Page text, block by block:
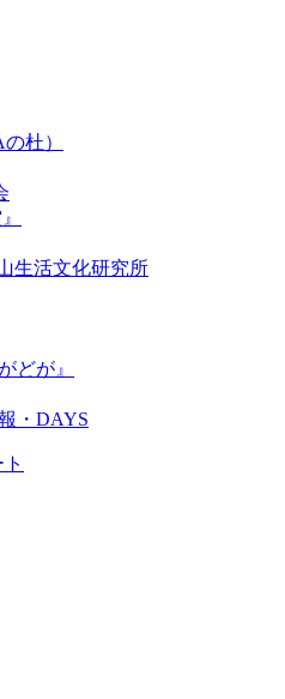
杜）
生活文化研究所
どが』
・DAYS